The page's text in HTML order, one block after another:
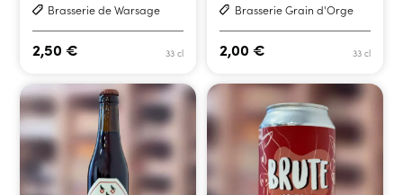
Brasserie de Warsage
33 cl
2,50€
Brasserie Grain d'Orge
33 cl
2,00 €